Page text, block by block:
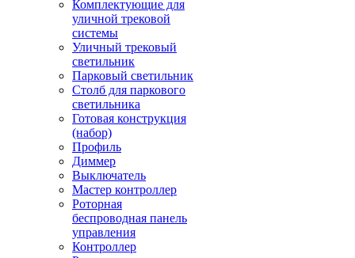
Комплектующие для
уличной трековой
системы
Уличный трековый
светильник
Парковый светильник
Столб для паркового
светильника
Готовая конструкция
(набор)
Профиль
Диммер
Выключатель
Мастер контроллер
Роторная
беспроводная панель
управления
Контроллер